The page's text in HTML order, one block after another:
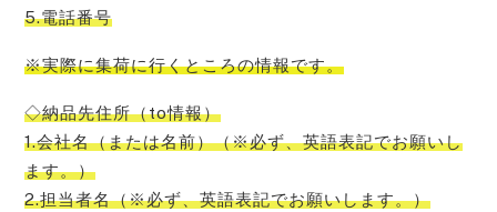
5.電話番号
※実際に集荷に行くところの情報です。
◇納品先住所（to情報）
1.会社名（または名前）（※必ず、英語表記でお願いし
ます。）
2.担当者名（※必ず、英語表記でお願いします。）